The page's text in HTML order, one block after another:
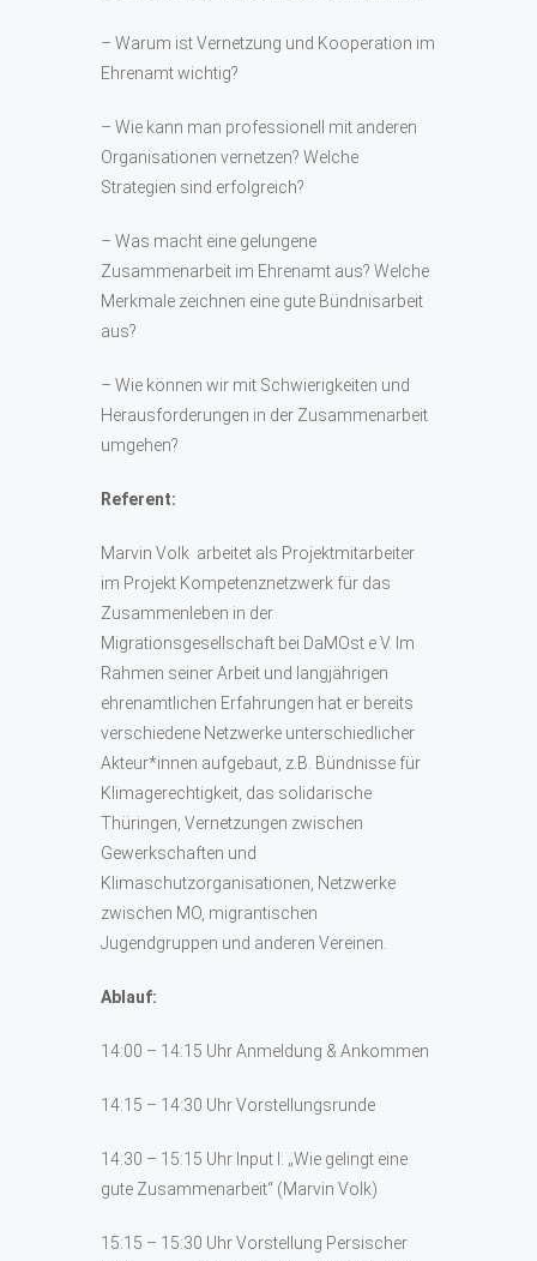
– Warum ist Vernetzung und Kooperation im
Ehrenamt wichtig?
– Wie kann man professionell mit anderen
Organisationen vernetzen? Welche
Strategien sind erfolgreich?
– Was macht eine gelungene
Zusammenarbeit im Ehrenamt aus? Welche
Merkmale zeichnen eine gute Bündnisarbeit
aus?
– Wie können wir mit Schwierigkeiten und
Herausforderungen in der Zusammenarbeit
umgehen?
Referent:
Marvin Volk arbeitet als Projektmitarbeiter
im Projekt Kompetenznetzwerk für das
Zusammenleben in der
Migrationsgesellschaft bei DaMOst e.V. Im
Rahmen seiner Arbeit und langjährigen
ehrenamtlichen Erfahrungen hat er bereits
verschiedene Netzwerke unterschiedlicher
Akteur*innen aufgebaut, z.B. Bündnisse für
Klimagerechtigkeit, das solidarische
Thüringen, Vernetzungen zwischen
Gewerkschaften und
Klimaschutzorganisationen, Netzwerke
zwischen MO, migrantischen
Jugendgruppen und anderen Vereinen.
Ablauf:
14:00 – 14:15 Uhr Anmeldung & Ankommen
14:15 – 14:30 Uhr Vorstellungsrunde
14:30 – 15:15 Uhr Input I: „Wie gelingt eine
gute Zusammenarbeit“ (Marvin Volk)
15:15 – 15:30 Uhr Vorstellung Persischer